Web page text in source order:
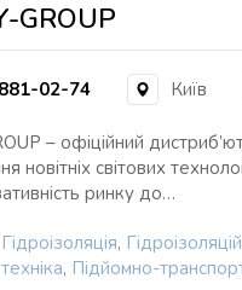
GROUP
02-74 Київ
– офіційний
новітніх світових
ринку до…
Гідроізоляція,
техніка, Підйомно-